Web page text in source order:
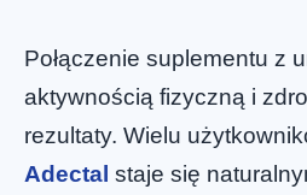
Połączenie suplementu z
aktywnością fizyczną i
rezultaty. Wielu
Adectal staje się